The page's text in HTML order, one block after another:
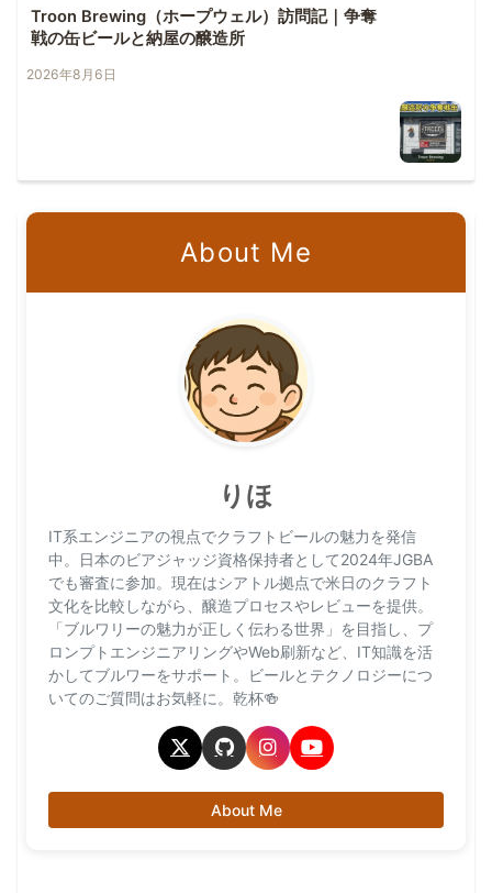
Troon Brewing（ホープウェル）訪問記｜争奪
戦の缶ビールと納屋の醸造所
2026年8月6日
About Me
りほ
IT系エンジニアの視点でクラフトビールの魅力を発信
中。日本のビアジャッジ資格保持者として2024年JGBA
でも審査に参加。現在はシアトル拠点で米日のクラフト
文化を比較しながら、醸造プロセスやレビューを提供。
「ブルワリーの魅力が正しく伝わる世界」を目指し、プ
ロンプトエンジニアリングやWeb刷新など、IT知識を活
かしてブルワーをサポート。ビールとテクノロジーにつ
いてのご質問はお気軽に。乾杯🍻
About Me